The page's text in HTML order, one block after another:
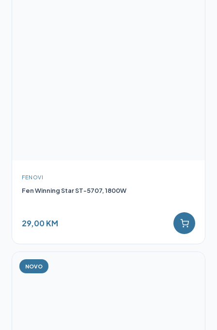
FENOVI
Fen Winning Star ST-5707, 1800W
29,00 KM
NOVO